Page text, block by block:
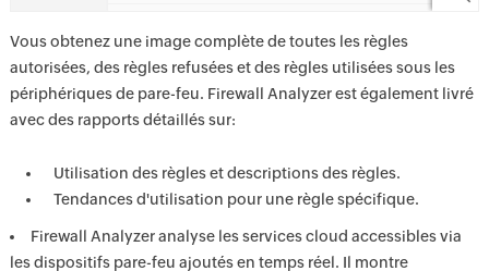
Vous obtenez une image complète de toutes les règles
autorisées, des règles refusées et des règles utilisées sous les
périphériques de pare-feu. Firewall Analyzer est également livré
avec des rapports détaillés sur:
Utilisation des règles et descriptions des règles.
Tendances d'utilisation pour une règle spécifique.
Firewall Analyzer analyse les services cloud accessibles via
les dispositifs pare-feu ajoutés en temps réel. Il montre